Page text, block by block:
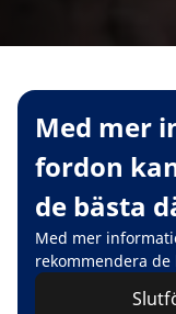
Med mer
fordon
de bästa
Med mer
rekommendera